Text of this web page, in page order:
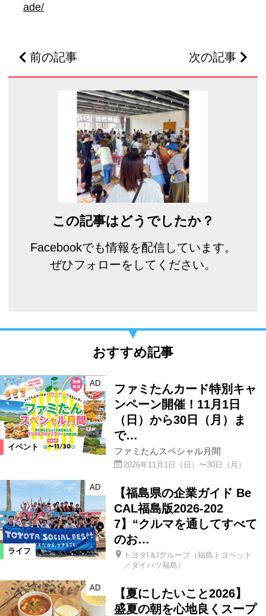
ade/
前の記事 次の記事
この記事はどうでしたか？
Facebookでも情報を配信しています。
ぜひフォローをしてください。
おすすめ記事
イベント
AD
ファミたんカード特別キャ
ンペーン開催！11月1日
（日）から30日（月）ま
で…
ファミたんスペシャル月間
2026年11月1日（日）〜30日（月）
ライフ
AD
【福島県の企業ガイド Be
CAL福島版2026-202
7】“クルマを通してすべて
のお…
トヨタI＆Iグループ（福島トヨペット
／ダイハツ福島）
AD
【夏にしたいこと2026】
盛夏の朝を心地良くスープ